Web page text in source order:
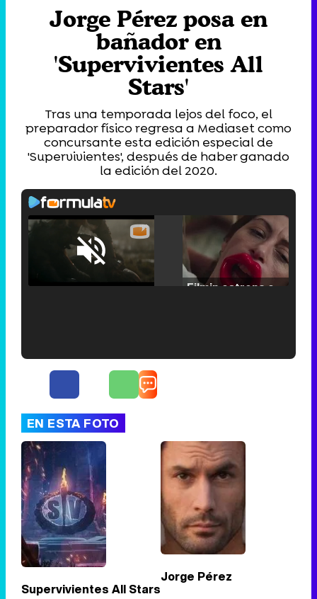
Jorge Pérez posa en
bañador en
'Supervivientes All
Stars'
Tras una temporada lejos del foco, el
preparador físico regresa a Mediaset como
concursante esta edición especial de
'Supervivientes', después de haber ganado
la edición del 2020.
Unmute /
Loaded :
EN ESTA FOTO
Supervivientes All Stars
Jorge Pérez